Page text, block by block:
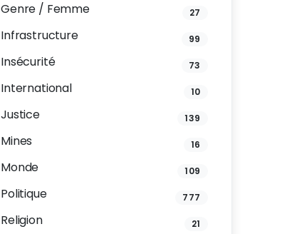
Genre / Femme 27
Infrastructure 99
Insécurité 73
International 10
Justice 139
Mines 16
Monde 109
Politique 777
Religion 21